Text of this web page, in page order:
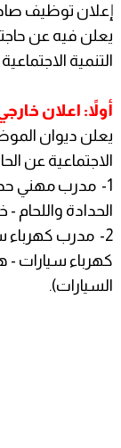
إعلان توظيف
يعلن فيه عن
التنمية
أولاً: اعلان خارجي رقم
يعلن ديوان
الاجتماعية عن
1- مدرب مهني
الحدادة واللحام
2- مدرب
كهرباء سيارات -
السيارات).